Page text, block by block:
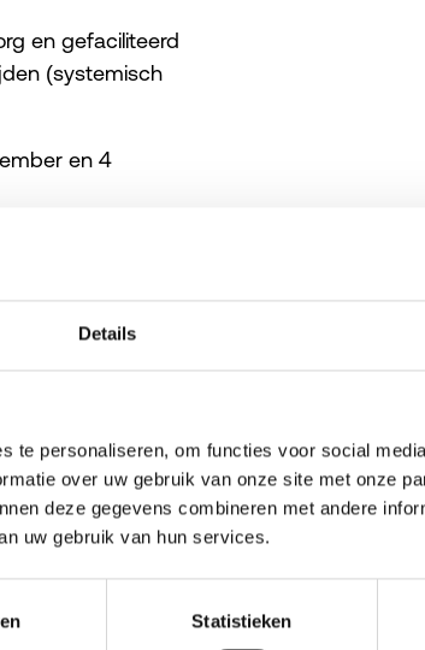
Details
te personaliseren, om functies voor social
over uw gebruik van onze site met onze
deze gegevens combineren met andere
uw gebruik van hun services.
Statistieken
en gefaciliteerd
(systemisch
en 4